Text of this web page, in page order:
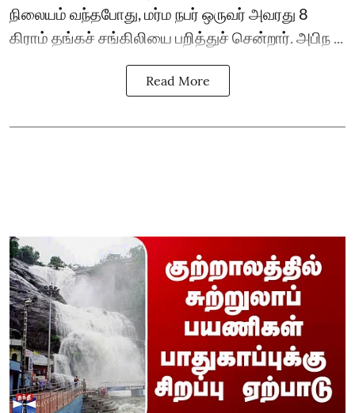
நிலையம் வந்தபோது, மர்ம நபர் ஒருவர் அவரது 8
கிராம் தங்கச் சங்கிலியை பறித்துச் சென்றார். அபிந ...
Read More